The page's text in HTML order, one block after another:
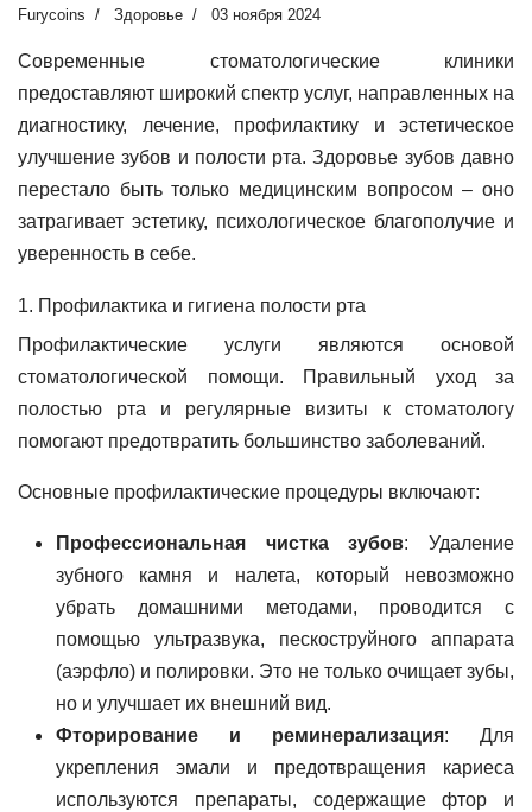
Furycoins Здоровье 03 ноября 2024
Современные стоматологические клиники
предоставляют широкий спектр услуг, направленных на
диагностику, лечение, профилактику и эстетическое
улучшение зубов и полости рта. Здоровье зубов давно
перестало быть только медицинским вопросом – оно
затрагивает эстетику, психологическое благополучие и
уверенность в себе.
1. Профилактика и гигиена полости рта
Профилактические услуги являются основой
стоматологической помощи. Правильный уход за
полостью рта и регулярные визиты к стоматологу
помогают предотвратить большинство заболеваний.
Основные профилактические процедуры включают:
Профессиональная чистка зубов: Удаление
зубного камня и налета, который невозможно
убрать домашними методами, проводится с
помощью ультразвука, пескоструйного аппарата
(аэрфло) и полировки. Это не только очищает зубы,
но и улучшает их внешний вид.
Фторирование и реминерализация: Для
укрепления эмали и предотвращения кариеса
используются препараты, содержащие фтор и